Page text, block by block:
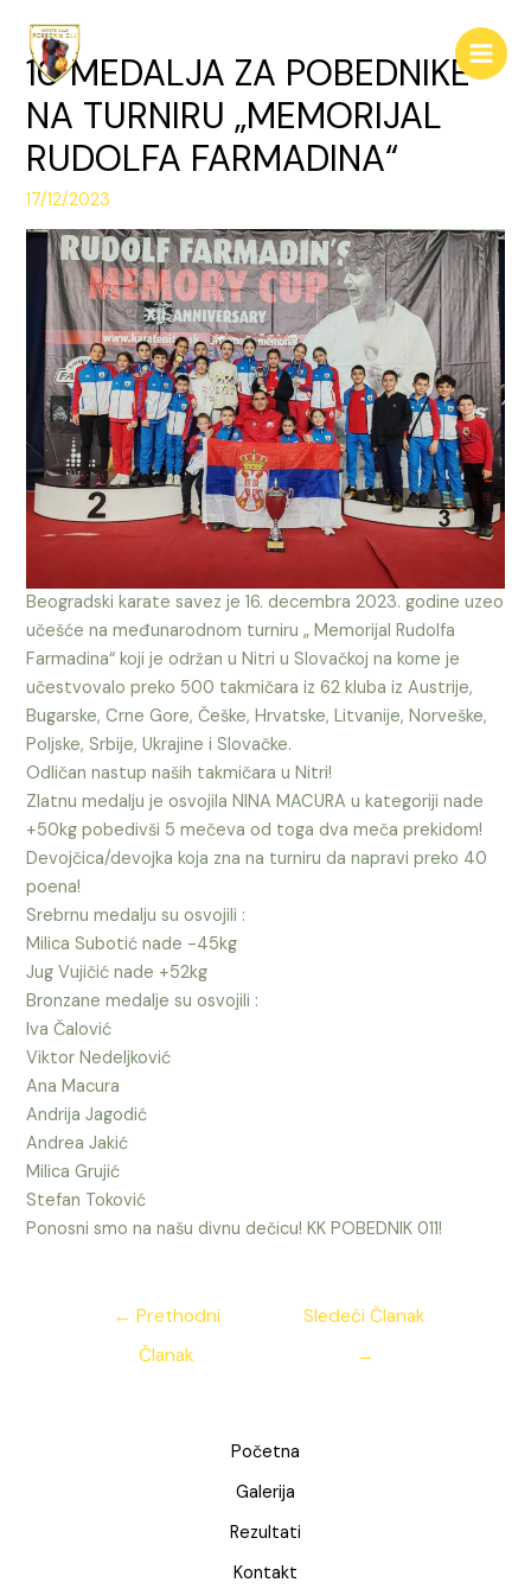
sadržaj
Main
10 MEDALJA ZA POBEDNIKE
NA TURNIRU „MEMORIJAL
RUDOLFA FARMADINA“
17/12/2023
Beogradski karate savez je 16. decembra 2023. godine uzeo
učešće na međunarodnom turniru „ Memorijal Rudolfa
Farmadina“ koji je održan u Nitri u Slovačkoj na kome je
učestvovalo preko 500 takmičara iz 62 kluba iz Austrije,
Bugarske, Crne Gore, Češke, Hrvatske, Litvanije, Norveške,
Poljske, Srbije, Ukrajine i Slovačke.
Odličan nastup naših takmičara u Nitri!
Zlatnu medalju je osvojila NINA MACURA u kategoriji nade
+50kg pobedivši 5 mečeva od toga dva meča prekidom!
Devojčica/devojka koja zna na turniru da napravi preko 40
poena!
Srebrnu medalju su osvojili :
Milica Subotić nade -45kg
Jug Vujičić nade +52kg
Bronzane medalje su osvojili :
Iva Čalović
Viktor Nedeljković
Ana Macura
Andrija Jagodić
Andrea Jakić
Milica Grujić
Stefan Toković
Ponosni smo na našu divnu dečicu! KK POBEDNIK 011!
← Prethodni
Članak
Sledeći Članak
→
Početna
Galerija
Rezultati
Kontakt